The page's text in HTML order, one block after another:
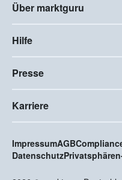
Über marktguru
Hilfe
Presse
Karriere
ImpressumAGB
Datenschutz